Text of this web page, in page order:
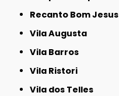
Recanto Bom Jesus
Vila Augusta
Vila Barros
Vila Ristori
Vila dos Telles